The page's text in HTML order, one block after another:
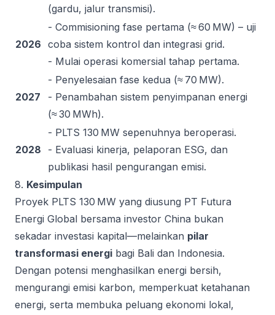
(gardu, jalur transmisi).
2026
- Commisioning fase pertama (≈ 60 MW) – uji
coba sistem kontrol dan integrasi grid.
- Mulai operasi komersial tahap pertama.
2027
- Penyelesaian fase kedua (≈ 70 MW).
- Penambahan sistem penyimpanan energi
(≈ 30 MWh).
2028
- PLTS 130 MW sepenuhnya beroperasi.
- Evaluasi kinerja, pelaporan ESG, dan
publikasi hasil pengurangan emisi.
8. Kesimpulan
Proyek PLTS 130 MW yang diusung PT Futura
Energi Global bersama investor China bukan
sekadar investasi kapital—melainkan pilar
transformasi energi bagi Bali dan Indonesia.
Dengan potensi menghasilkan energi bersih,
mengurangi emisi karbon, memperkuat ketahanan
energi, serta membuka peluang ekonomi lokal,